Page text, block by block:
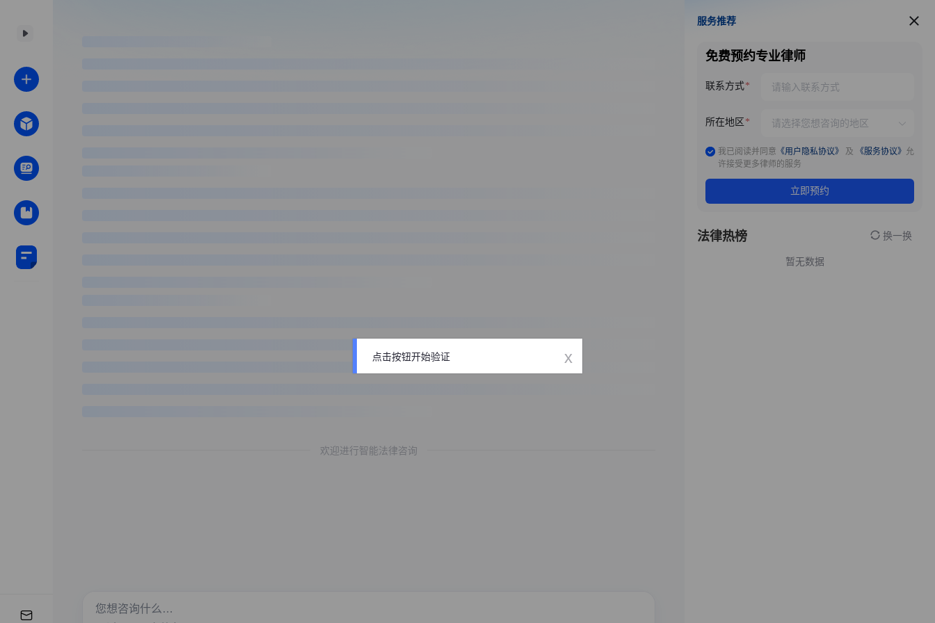
欢迎进行智能法律咨询
服务推荐
服务推荐
免费预约专业律师
联系方式
所在地区
我已阅读并同意 《用户隐私协议》 及 《服务协议》 允
许接受更多律师的服务
立即预约
法律热榜 换一换
暂无数据
点击按钮开始验证 x